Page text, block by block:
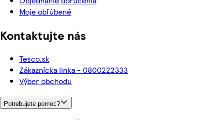
Moje obľúbené
Kontaktujte nás
Tesco.sk
Zákaznícka linka - 0800222333
Výber obchodu
Potrebujete pomoc?